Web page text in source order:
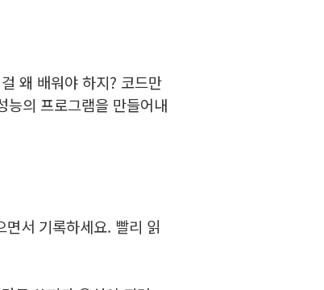
왜 배워야 하지? 코드만
능의 프로그램을 만들어내
서 기록하세요. 빨리 읽